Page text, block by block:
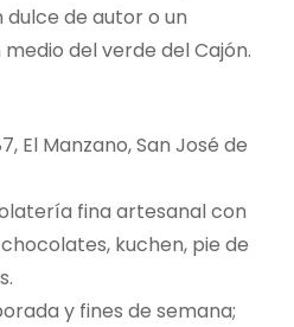
dulce de autor o un
del verde del Cajón.
El Manzano, San José de
fina artesanal con
kuchen, pie de
y fines de semana;